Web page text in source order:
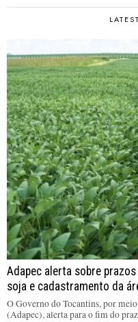
Adapec alerta sobre
soja e cadastramento da
O Governo do Tocantins, por
(Adapec), alerta para o fim do